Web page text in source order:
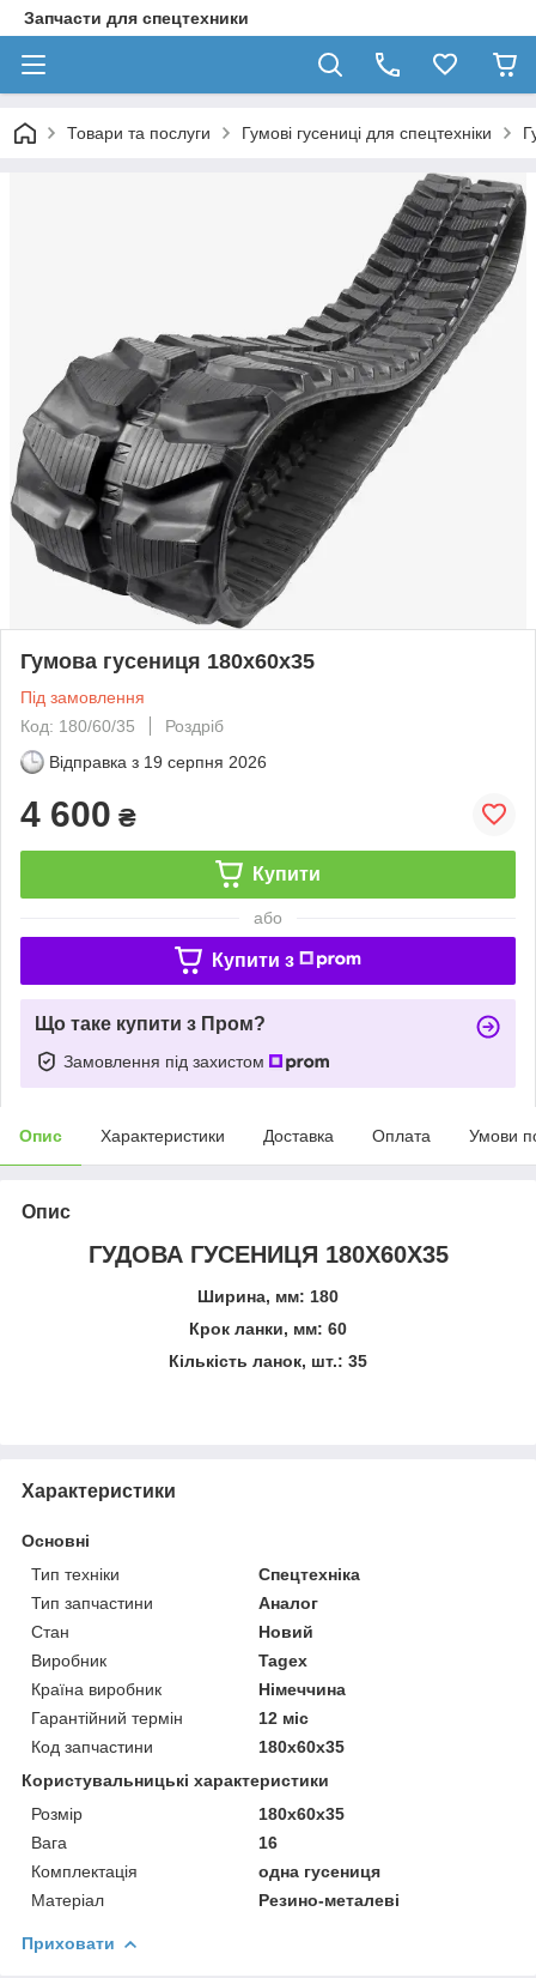
Запчасти для спецтехники
Товари та послуги Гумові гусениці для спецтехніки
Гумова гусениця 180x60x35
Під замовлення
Код: 180/60/35
Роздріб
Відправка з 19 серпня 2026
4 600 ₴
Купити
або
Купити з
Що таке купити з Пром?
Замовлення під захистом
Опис Характеристики Доставка Оплата Умови
Опис
ГУДОВА ГУСЕНИЦЯ 180X60X35
Ширина, мм: 180
Крок ланки, мм: 60
Кількість ланок, шт.: 35
Характеристики
Основні
Тип техніки
Спецтехніка
Тип запчастини
Аналог
Стан
Новий
Виробник
Tagex
Країна виробник
Німеччина
Гарантійний термін
12 міс
Код запчастини
180x60x35
Користувальницькі характеристики
Розмір
180x60x35
Вага
16
Комплектація
одна гусениця
Матеріал
Резино-металеві
Приховати